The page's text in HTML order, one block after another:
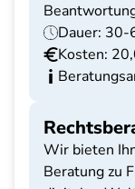
Dauer:
Kosten:
Wir bieten
Beratung zu